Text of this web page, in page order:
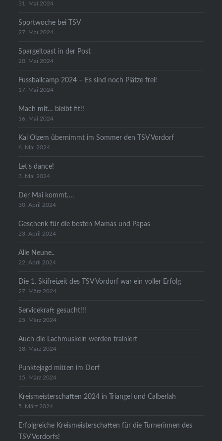
31. Mai 2024
Sportwoche bei TSV
27. Mai 2024
Spargeltoast in der Post
20. Mai 2024
Fussballcamp 2024 – Es sind noch Plätze frei!
17. Mai 2024
Mach mit… bleibt fit!!
16. Mai 2024
Kai Olzem übernimmt im Sommer den TSV Vordorf
6. Mai 2024
Let’s dance!
3. Mai 2024
Der Mai kommt….
30. April 2024
Geschenk für die besten Mamas und Papas
23. April 2024
Alle Neune..
22. April 2024
Die 1. Skifreizeit des TSV Vordorf war ein voller Erfolg
27. März 2024
Servicekraft gesucht!!!
25. März 2024
Auch die Lachmuskeln werden trainiert
18. März 2024
Punktejagd mitten im Dorf
15. März 2024
Kreismeisterschaften 2024 in Triangel und Calberlah
5. März 2024
Erfolgreiche Kreismeisterschaften für die Turnerinnen des
TSV Vordorfs!